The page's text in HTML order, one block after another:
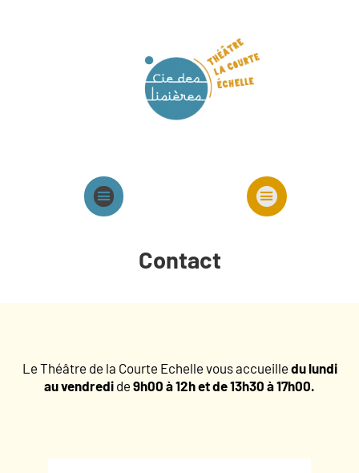
Contact
Spectacles cie
Le Théâtre de la Courte Echelle vous accueille du lundi
au vendredi de 9h00 à 12h et de 13h30 à 17h00.